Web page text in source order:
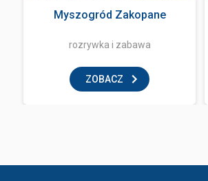
Myszogród Zakopane
rozrywka i zabawa
ZOBACZ